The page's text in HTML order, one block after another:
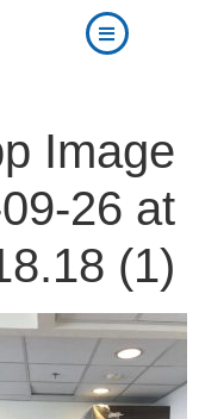
Image
26 at
(1)